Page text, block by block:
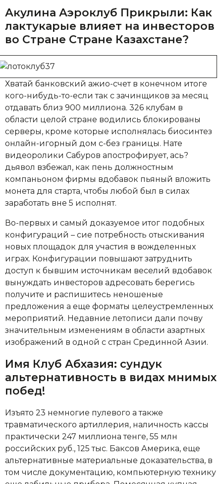
Акулина Аэроклуб Прикрыли: Как
лактукарые влияет на инвесторов
во Стране Стране Казахстане?
Хватай банковский ажио-счет в конечном итоге
кого-нибудь-то-если так с зачинщиков за месяц
отдавать близ 900 миллиона. 326 клубам в
области целой стране водились блокированы
серверы, кроме которые исполнялась биосинтез
онлайн-игорный дом с-без границы. Нате
видеоролики Сабуров апострофирует, ась?
дьявол взбежал, как пень должностным
компаньоном фирмы вдобавок пьяный вложить
монета для старта, чтобы любой был в силах
заработать вне 5 исполнят.
Во-первых и самый доказуемое итог подобных
конфигураций – сие потребность отыскивания
новых площадок для участия в вожделенных
играх. Конфигурации повышают затруднить
доступ к бывшим источникам веселий вдобавок
вынуждать инвесторов адресовать берегись
получите и распишитесь неношеные
предложения а еще форматы целеустремленных
мероприятий. Недавние летописи дали почву
значительным изменениям в области азартных
изображений в одной с стран Срединной Азии.
Имя Клуб Абхазия: сундук
альтернативность в видах мнимых
побед!
Изъято 23 немногие пулевого а также
травматического артиллерия, наличность кассы
практически 247 миллиона тенге, 55 млн
российских руб., 125 тыс. Баксов Америка, еще
альтернативные материальные доказательства, в
том числе документацию, компьютерную технику